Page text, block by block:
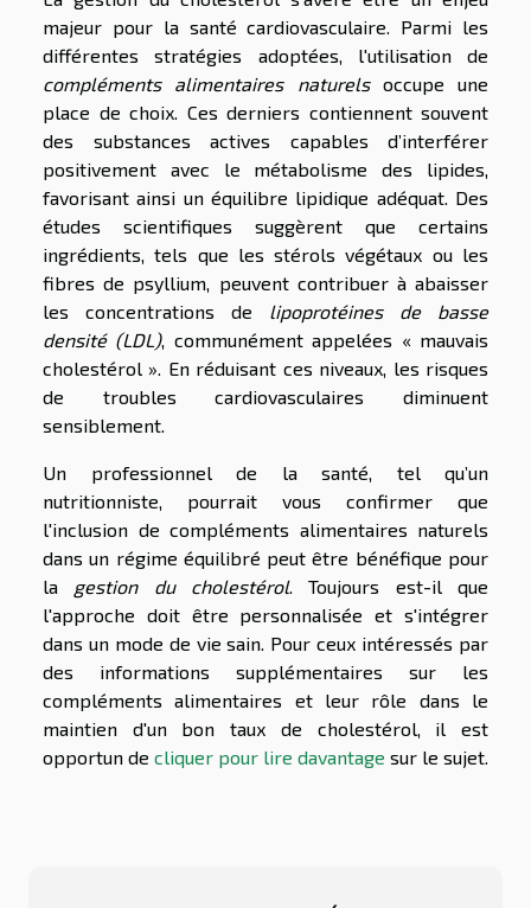
majeur pour la santé cardiovasculaire. Parmi les
différentes stratégies adoptées, l'utilisation de
compléments alimentaires naturelsoccupe une
place de choix. Ces derniers contiennent souvent
des substances actives capables d’interférer
positivement avec le métabolisme des lipides,
favorisant ainsi un équilibre lipidique adéquat. Des
études scientifiques suggèrent que certains
ingrédients, tels que les stérols végétaux ou les
fibres de psyllium, peuvent contribuer à abaisser
les concentrations de lipoprotéines de basse
densité (LDL), communément appelées « mauvais
cholestérol ». En réduisant ces niveaux, les risques
de troubles cardiovasculaires diminuent
sensiblement.
Un professionnel de la santé, tel qu’un
nutritionniste, pourrait vous confirmer que
l'inclusion de compléments alimentaires naturels
dans un régime équilibré peut être bénéfique pour
la gestion du cholestérol. Toujours est-il que
l'approche doit être personnalisée et s'intégrer
dans un mode de vie sain. Pour ceux intéressés par
des informations supplémentaires sur les
compléments alimentaires et leur rôle dans le
maintien d'un bon taux de cholestérol, il est
opportun de cliquer pour lire davantage sur le sujet.